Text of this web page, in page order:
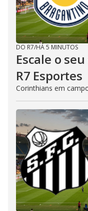
DO R7/HÁ 5 MINUTOS
Escale o
R7 Esportes
Corinthians em